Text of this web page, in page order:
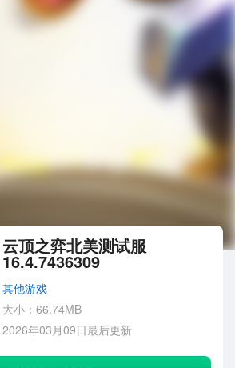
云顶之弈北美测试服
16.4.7436309
其他游戏
大小：66.74MB
2026年03月09日最后更新